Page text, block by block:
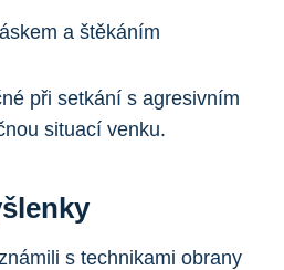
a štěkáním
při setkání s agresivním
situací venku.
s technikami obrany